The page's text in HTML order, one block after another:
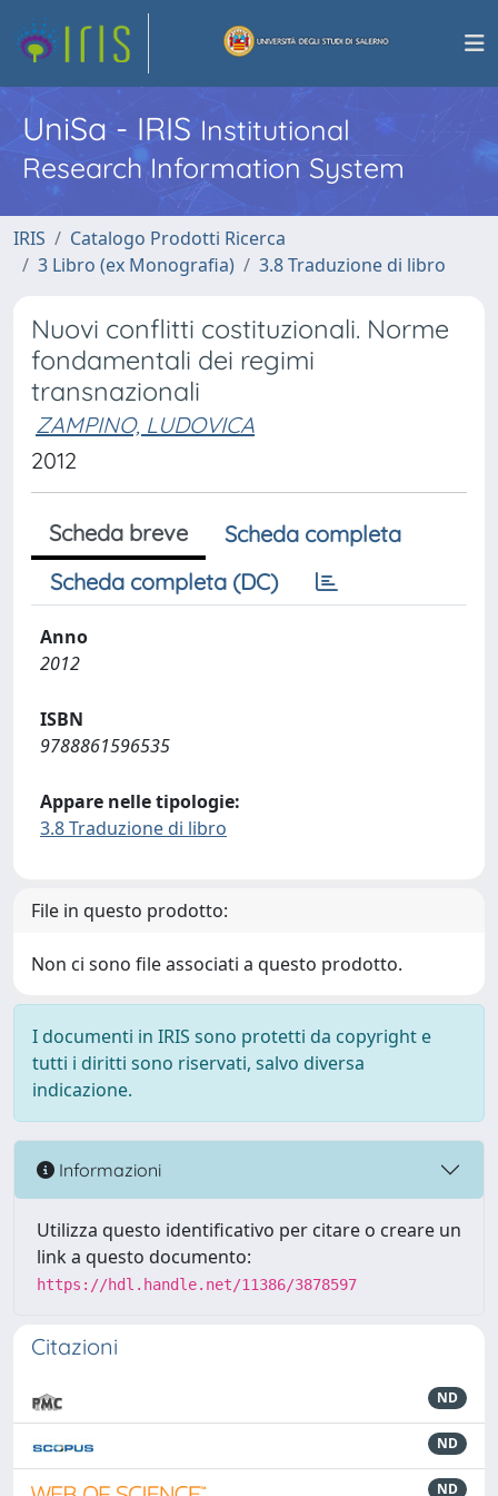
UniSa - IRISInstitutional
Research Information System
IRIS
Catalogo Prodotti Ricerca
3 Libro (ex Monografia)
3.8 Traduzione di libro
Nuovi conflitti costituzionali. Norme
fondamentali dei regimi
transnazionali
ZAMPINO, LUDOVICA
2012
Scheda breve
Scheda completa
Scheda completa (DC)
Anno
2012
ISBN
9788861596535
Appare nelle tipologie:
3.8 Traduzione di libro
File in questo prodotto:
Non ci sono file associati a questo prodotto.
I documenti in IRIS sono protetti da copyright e
tutti i diritti sono riservati, salvo diversa
indicazione.
Informazioni
Utilizza questo identificativo per citare o creare un
link a questo documento:
https://hdl.handle.net/11386/3878597
Citazioni
ND
ND
ND